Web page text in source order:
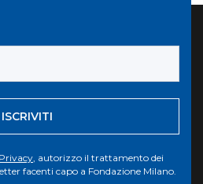
ISCRIVITI
, autorizzo il trattamento dei
facenti capo a Fondazione Milano.